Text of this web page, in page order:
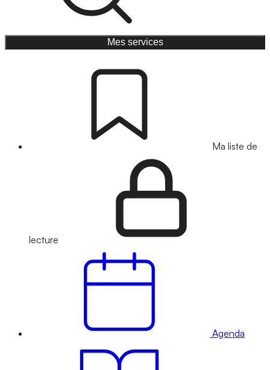
Mes services
Ma liste de
lecture
Agenda